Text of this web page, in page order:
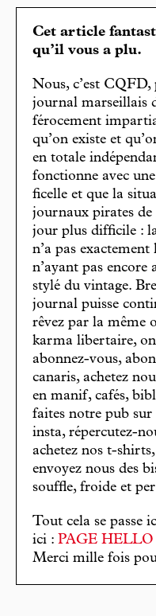
Cet article
qu’il vous a plu.
Nous, c’est
journal marseillais
férocement
qu’on existe et
en totale
fonctionne avec
ficelle et que la
journaux pirates de
jour plus difficile :
n’a pas
n’ayant pas
stylé du vintage.
journal puisse
rêvez par la même
karma libertaire,
abonnez-vous,
canaris, achetez
en manif, cafés,
faites notre pub sur
insta, répercutez-
achetez nos t-
envoyez nous des
souffle, froide et
Tout cela se passe
ici : PAGE HELLO
Merci mille fois